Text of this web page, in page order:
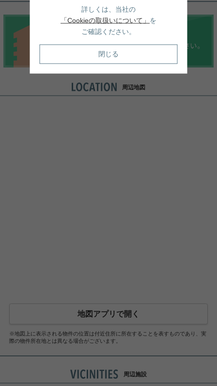
周辺地図
地図アプリで開く
※地図上に表示される物件の位置は付近住所に所在することを表すものであり、実
際の物件所在地とは異なる場合がございます。
周辺施設
詳しくは、当社の
「Cookieの取扱いについて」 を
ご確認ください。
閉じる